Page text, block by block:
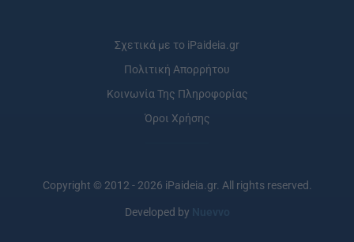
Σχετικά με το iPaideia.gr
Πολιτική Απορρήτου
Κοινωνία Της Πληροφορίας
Όροι Χρήσης
Copyright © 2012 - 2026 iPaideia.gr. All rights reserved.
Developed by